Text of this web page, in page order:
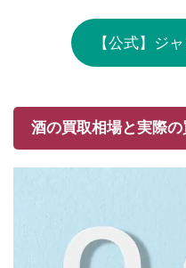
【公式】ジ
酒の買取相場と実際